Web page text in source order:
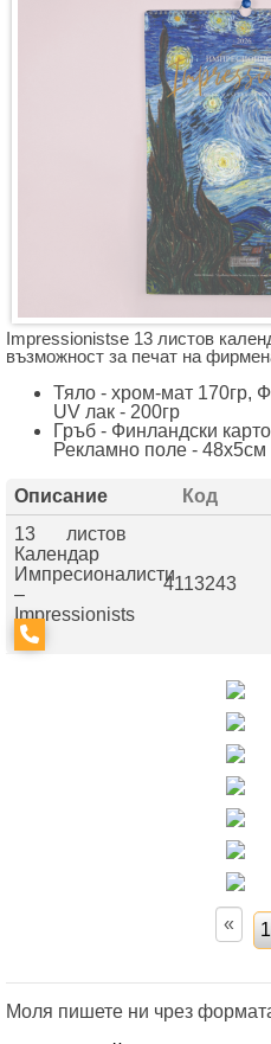
Impressionistsе 13 листов
възможност за печат на
Тяло - хром-мат 170гр,
UV лак - 200гр
Гръб - Финландски
Рекламно поле - 48х5см
Описание Код
13 листов
Календар
Импресионалисти
–
Impressionists
4113243
Моля пишете ни чрез